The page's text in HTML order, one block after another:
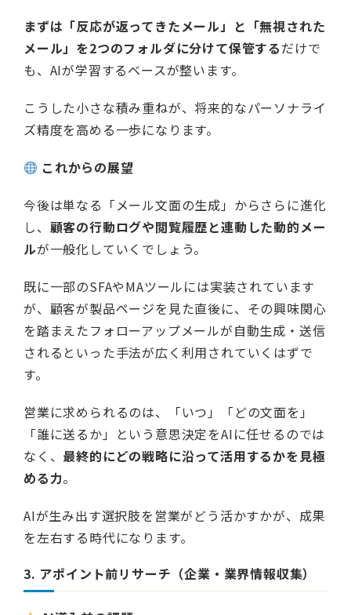
まずは「反応が返ってきたメール」と「無視された
メール」を2つのフォルダに分けて保管するだけで
も、AIが学習するベースが整います。
こうした小さな積み重ねが、将来的なパーソナライ
ズ精度を高める一歩になります。
これからの展望
今後は単なる「メール文面の生成」からさらに進化
し、 顧客の行動ログや閲覧履歴と連動した動的メー
ルが一般化していくでしょう。
既に一部のSFAやMAツールには実装されています
が、顧客が製品ページを見た直後に、その興味関心
を踏まえたフォローアップメールが自動生成・送信
されるといった手法が広く利用されていくはずで
す。
営業に求められるのは、「いつ」「どの文面を」
「誰に送るか」という意思決定をAIに任せるのでは
なく、 最終的にどの戦略に沿って活用するかを見極
める力。
AIが生み出す選択肢を営業がどう活かすかが、成果
を左右する時代になります。
3. アポイント前リサーチ（企業・業界情報収集）